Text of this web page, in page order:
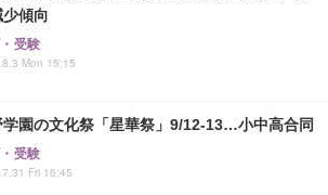
少傾向
受験
Mon 15:15
学園の文化祭「星華祭」9/12-13…小中高合同
受験
Fri 16:45